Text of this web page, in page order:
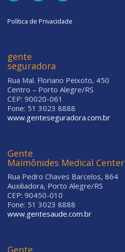
Política de Privacidade
gente
seguradora
Rua Mal. Floriano Peixoto, 450
Centro – Porto Alegre/RS
CEP: 90020-061
Fone: 51 3023 8888
www.genteseguradora.com.br
Gente
Maimônides Medical Center
Rua Pedro Chaves Barcelos, 864
Auxiliadora, Porto Alegre/RS
CEP: 90450-010
Fone: 51 3023 8888
www.gentesaude.com.br
Gente